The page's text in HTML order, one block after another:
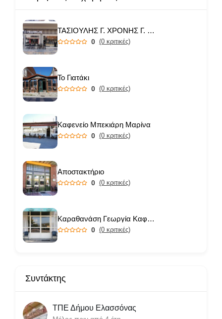
ΤΑΣΙΟΥΛΗΣ Γ. ΧΡΟΝΗΣ Γ. ΟΕ
0 (0 κριτικές)
Το Γιατάκι
0 (0 κριτικές)
Καφενείο Μπεκιάρη Μαρίνα
0 (0 κριτικές)
Αποστακτήριο
0 (0 κριτικές)
Καραθανάση Γεωργία Καφενείο
0 (0 κριτικές)
Συντάκτης
ΤΠΕ Δήμου Ελασσόνας